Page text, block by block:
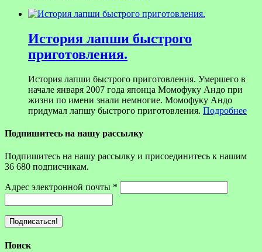
История лапши быстрого
приготовления.
История лапши быстрого приготовления. Умершего в
начале января 2007 года японца Момофуку Андо при
жизни по имени знали немногие. Момофуку Андо
придумал лапшу быстрого приготовления. Подробнее
Подпишитесь на нашу рассылку
Подпишитесь на нашу рассылку и присоединитесь к нашим
36 680 подписчикам.
Адрес электронной почты *
Поиск